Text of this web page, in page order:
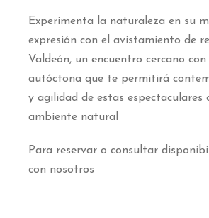
Experimenta la naturaleza en su
expresión con el avistamiento de
Valdeón, un encuentro cercano
autóctona que te permitirá
y agilidad de estas espectaculares
ambiente natural
Para reservar o consultar
con nosotros